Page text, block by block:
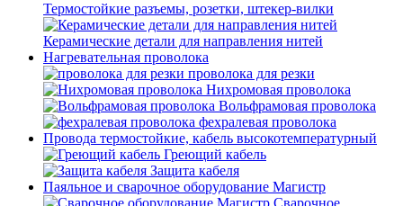
Термостойкие разъемы, розетки, штекер-вилки
Керамические детали для направления нитей
Нагревательная проволока
проволока для резки
Нихромовая проволока
Вольфрамовая проволока
фехралевая проволока
Провода термостойкие, кабель высокотемпературный
Греющий кабель
Защита кабеля
Паяльное и сварочное оборудование Магистр